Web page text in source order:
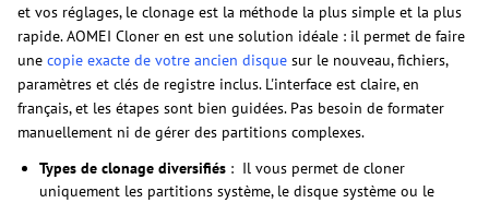
et vos réglages, le clonage est la méthode la plus simple et la plus
rapide. AOMEI Cloner en est une solution idéale : il permet de faire
une copie exacte de votre ancien disque sur le nouveau, fichiers,
paramètres et clés de registre inclus. L'interface est claire, en
français, et les étapes sont bien guidées. Pas besoin de formater
manuellement ni de gérer des partitions complexes.
Types de clonage diversifiés : Il vous permet de cloner
uniquement les partitions système, le disque système ou le